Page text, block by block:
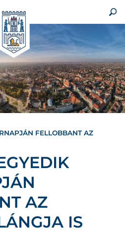
FELLOBBANT AZ
AZ
IS